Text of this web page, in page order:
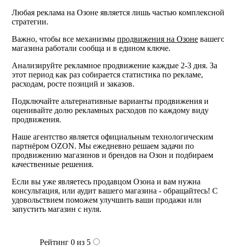
Любая реклама на Озоне является лишь частью комплексной
стратегии.
Важно, чтобы все механизмы продвижения на Озоне вашего
магазина работали сообща и в едином ключе.
Анализируйте рекламное продвижение каждые 2-3 дня. За
этот период как раз собирается статистика по рекламе,
расходам, росте позиций и заказов.
Подключайте альтернативные варианты продвижения и
оценивайте долю рекламных расходов по каждому виду
продвижения.
Наше агентство является официальным технологическим
партнёром OZON. Мы ежедневно решаем задачи по
продвижению магазинов и брендов на Озон и подбираем
качественные решения.
Если вы уже являетесь продавцом Озона и вам нужна
консультация, или аудит вашего магазина - обращайтесь! С
удовольствием поможем улучшить ваши продажи или
запустить магазин с нуля.
Рейтинг 0 из 5